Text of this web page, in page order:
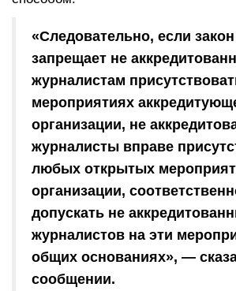
«Следовательно, если
запрещает не
журналистам
мероприятиях
организации, не
журналисты вправе
любых открытых
организации,
допускать не
журналистов на эти
общих основаниях», —
сообщении.